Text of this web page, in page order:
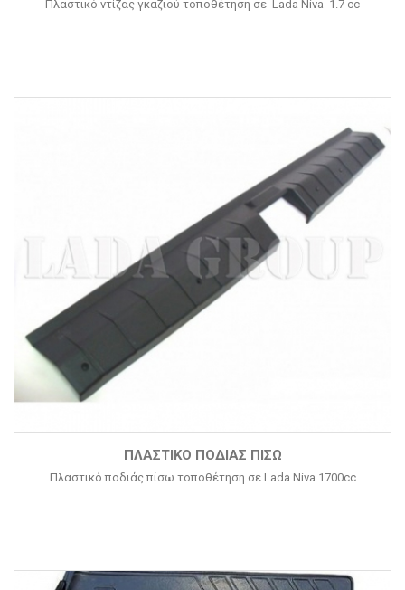
Πλαστικό ντίζας γκαζιού τοποθέτηση σε Lada Niva 1.7 cc
ΠΛΑΣΤΙΚΌ ΠΟΔΙΆΣ ΠΊΣΩ
Πλαστικό ποδιάς πίσω τοποθέτηση σε Lada Niva 1700cc